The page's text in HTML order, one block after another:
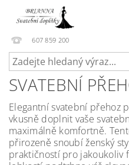
607 859 200
SVATEBNÍ
Elegantní svatební přehoz
vkusně doplnit vaše
maximálně komfortně.
přirozeně snoubí ženský
praktičností pro jakoukoliv